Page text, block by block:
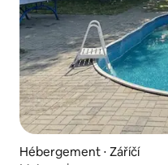
Hébergement ⋅ Záříčí